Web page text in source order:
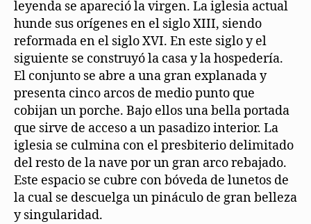
leyenda se apareció la virgen. La iglesia actual
hunde sus orígenes en el siglo XIII, siendo
reformada en el siglo XVI. En este siglo y el
siguiente se construyó la casa y la hospedería.
El conjunto se abre a una gran explanada y
presenta cinco arcos de medio punto que
cobijan un porche. Bajo ellos una bella portada
que sirve de acceso a un pasadizo interior. La
iglesia se culmina con el presbiterio delimitado
del resto de la nave por un gran arco rebajado.
Este espacio se cubre con bóveda de lunetos de
la cual se descuelga un pináculo de gran belleza
y singularidad.